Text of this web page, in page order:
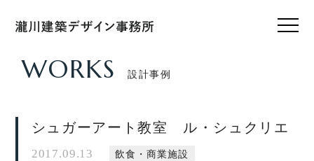
WORKS 設計事例
シュガーアート教室 ル・シュクリエ
2017.09.13 飲食・商業施設
CONCEPT 私たちのこと